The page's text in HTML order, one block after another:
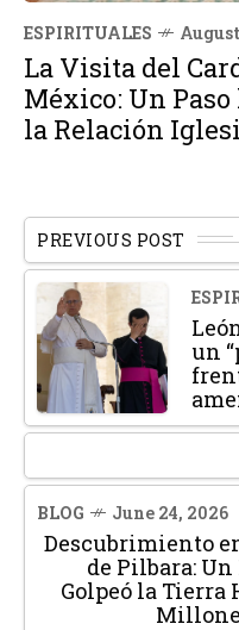
ESPIRITUALES
La Visita del
México: Un
la Relación
PREVIOUS POST
un
BLOG June 24, 2026
Descubrimiento
de Pilbara:
Golpeó la Tierra